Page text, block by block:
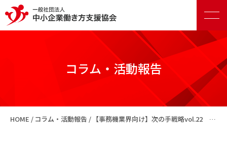
コラム・活動報告
HOME コラム・活動報告 【事務機業界向け】次の手戦略vol.22 粗利100万/人アップさせる事例勉強会